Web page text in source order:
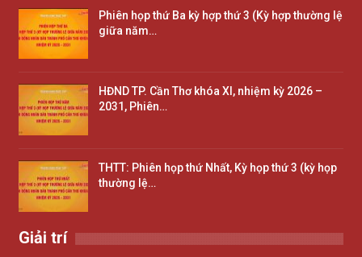
Phiên họp thứ Ba kỳ hợp thứ 3 (Kỳ hợp thường lệ
giữa năm…
HĐND TP. Cần Thơ khóa XI, nhiệm kỳ 2026 –
2031, Phiên…
THTT: Phiên họp thứ Nhất, Kỳ họp thứ 3 (kỳ họp
thường lệ…
Giải trí